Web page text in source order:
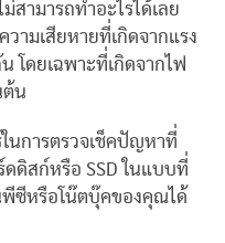
สามารถทำอะไรได้เลย
วามเสียหายที่เกิดจากแรง
โดยเฉพาะที่เกิดจากไฟ
ต้น
นการตรวจเช็คปัญหาที่
ดิสก์หรือ SSD ในแบบที่
ซีหรือโน๊ตบุ๊คของคุณได้